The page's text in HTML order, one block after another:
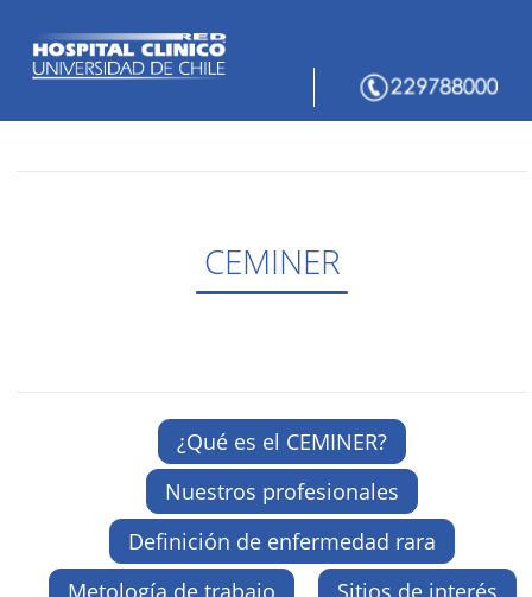
CEMINER
¿Qué es el CEMINER?
Nuestros profesionales
Definición de enfermedad rara